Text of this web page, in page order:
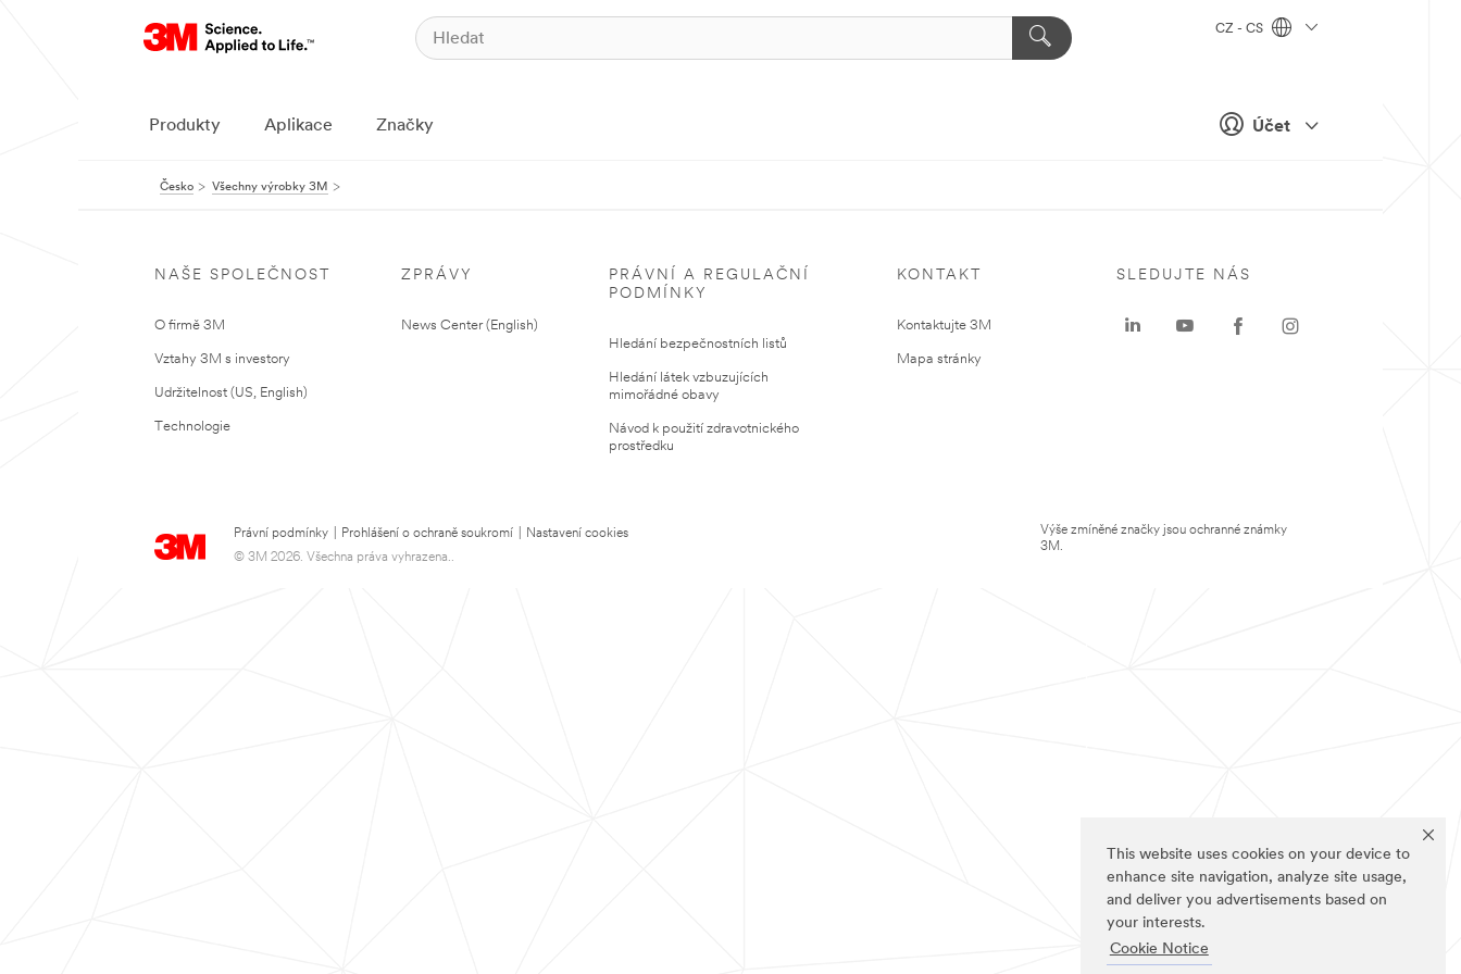
This website uses cookies on your device to
enhance site navigation, analyze site usage,
and deliver you advertisements based on
your interests.
Cookie Notice
Účet
CZ - CS
Produkty Aplikace Značky
Česko Všechny výrobky 3M
NAŠE SPOLEČNOST
O firmě 3M
Vztahy 3M s investory
Udržitelnost (US, English)
Technologie
ZPRÁVY
News Center (English)
PRÁVNÍ A REGULAČNÍ
PODMÍNKY
Hledání bezpečnostních listů
Hledání látek vzbuzujících
mimořádné obavy
Návod k použití zdravotnického
prostředku
KONTAKT
Kontaktujte 3M
Mapa stránky
Právní podmínky Prohlášení o ochraně soukromí
Nastavení cookies
© 3M 2026. Všechna práva vyhrazena..
SLEDUJTE NÁS
Výše zmíněné značky jsou ochranné známky
3M.